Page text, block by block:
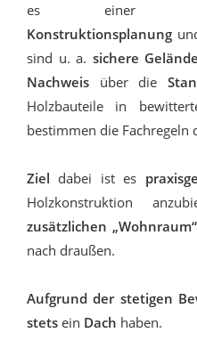
es einer
Konstruktionsplanung
sind u. a. sichere
Nachweis über die
Holzbauteile in
bestimmen die Fachregeln
Ziel dabei ist es
Holzkonstruktion
zusätzlichen „Wohnraum“
nach draußen.
Aufgrund der stetigen
stets ein Dach haben.